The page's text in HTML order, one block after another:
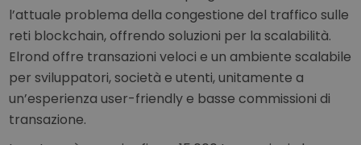
l’attuale problema della congestione del traffico sulle
reti blockchain, offrendo soluzioni per la scalabilità.
Elrond offre transazioni veloci e un ambiente scalabile
per sviluppatori, società e utenti, unitamente a
un’esperienza user-friendly e basse commissioni di
transazione.